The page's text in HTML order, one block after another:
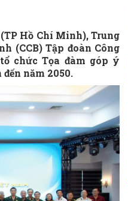
Hồ Chí Minh), Trung
(CCB) Tập đoàn Công
chức Tọa đàm góp ý
năm 2050.